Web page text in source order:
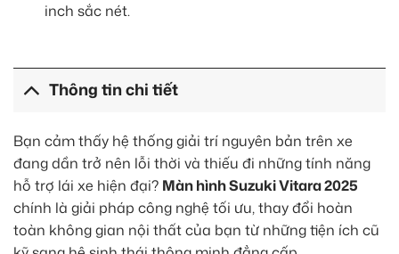
inch sắc nét.
Thông tin chi tiết
Bạn cảm thấy hệ thống giải trí nguyên bản trên xe
đang dần trở nên lỗi thời và thiếu đi những tính năng
hỗ trợ lái xe hiện đại? Màn hình Suzuki Vitara 2025
chính là giải pháp công nghệ tối ưu, thay đổi hoàn
toàn không gian nội thất của bạn từ những tiện ích cũ